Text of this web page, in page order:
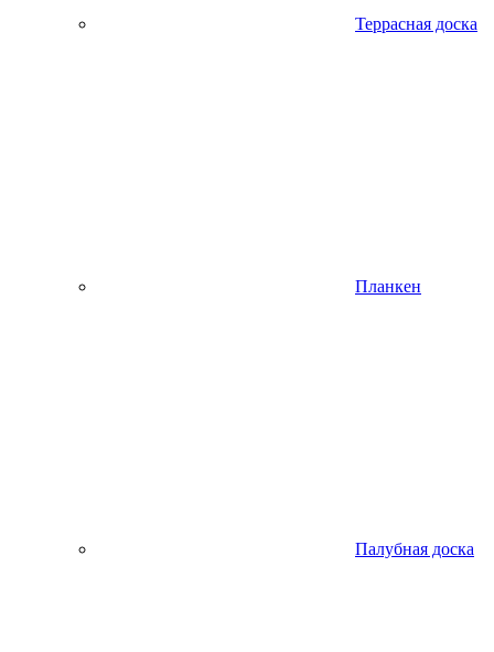
Террасная доска
Планкен
Палубная доска